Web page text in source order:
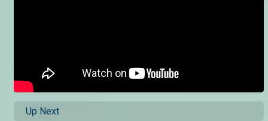
Up Next